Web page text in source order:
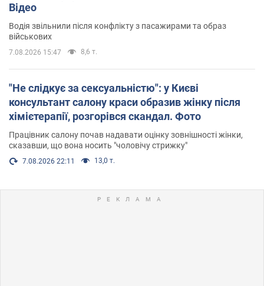
Відео
Водія звільнили після конфлікту з пасажирами та образ
військових
7.08.2026 15:47 8,6 т.
"Не слідкує за сексуальністю": у Києві
консультант салону краси образив жінку після
хімієтерапії, розгорівся скандал. Фото
Працівник салону почав надавати оцінку зовнішності жінки,
сказавши, що вона носить "чоловічу стрижку"
7.08.2026 22:11 13,0 т.